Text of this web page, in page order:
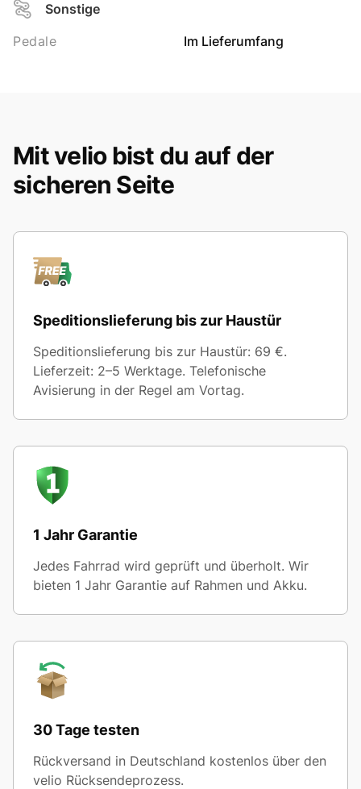
Sonstige
Pedale
Im Lieferumfang
Mit velio bist du auf der
sicheren Seite
Speditionslieferung bis zur Haustür
Speditionslieferung bis zur Haustür: 69 €.
Lieferzeit: 2–5 Werktage. Telefonische
Avisierung in der Regel am Vortag.
1 Jahr Garantie
Jedes Fahrrad wird geprüft und überholt. Wir
bieten 1 Jahr Garantie auf Rahmen und Akku.
30 Tage testen
Rückversand in Deutschland kostenlos über den
velio Rücksendeprozess.